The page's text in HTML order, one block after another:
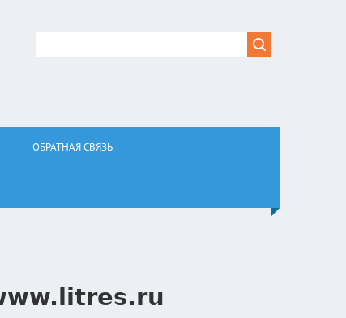
ОБРАТНАЯ СВЯЗЬ